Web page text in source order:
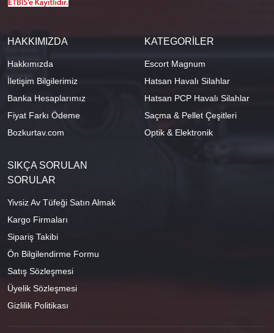
HAKKIMIZDA
Hakkımızda
İletişim Bilgilerimiz
Banka Hesaplarımız
Fiyat Farkı Ödeme
Bozkurtav.com
KATEGORİLER
Escort Magnum
Hatsan Havalı Silahlar
Hatsan PCP Havalı Silahlar
Saçma & Pellet Çeşitleri
Optik & Elektronik
SIKÇA SORULAN
SORULAR
Yivsiz Av Tüfeği Satın Almak
Kargo Firmaları
Sipariş Takibi
Ön Bilgilendirme Formu
Satış Sözleşmesi
Üyelik Sözleşmesi
Gizlilik Politikası